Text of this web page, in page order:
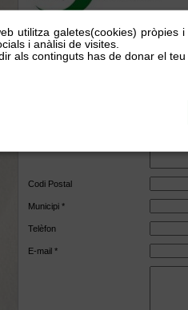
Nom *
Codi Postal
Municipi *
Telèfon
E-mail *
utilitza galetes(cookies) pròpies
i anàlisi de visites.
als continguts has de donar el